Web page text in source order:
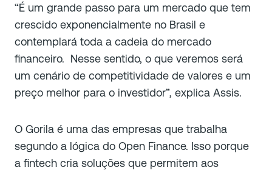
“É um grande passo para um mercado que tem
crescido exponencialmente no Brasil e
contemplará toda a cadeia do mercado
financeiro. Nesse sentido, o que veremos será
um cenário de competitividade de valores e um
preço melhor para o investidor”, explica Assis.
O Gorila é uma das empresas que trabalha
segundo a lógica do Open Finance. Isso porque
a fintech cria soluções que permitem aos